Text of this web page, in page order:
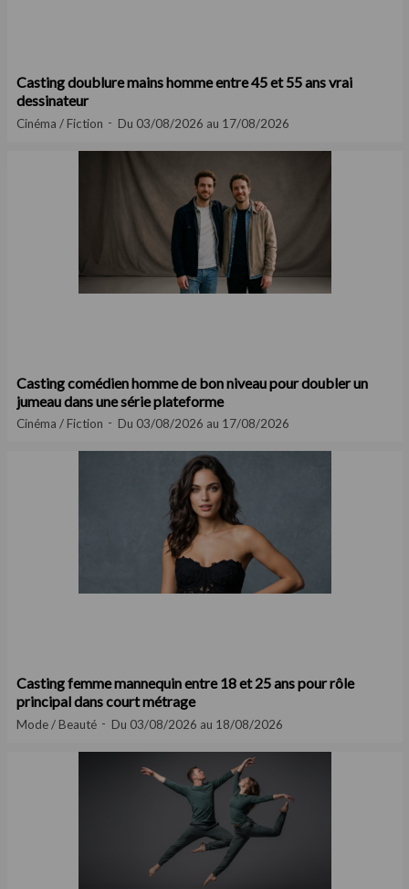
Casting doublure mains homme entre 45 et 55 ans vrai
dessinateur
Cinéma / Fiction Du 03/08/2026 au 17/08/2026
Casting comédien homme de bon niveau pour doubler un
jumeau dans une série plateforme
Cinéma / Fiction Du 03/08/2026 au 17/08/2026
Casting femme mannequin entre 18 et 25 ans pour rôle
principal dans court métrage
Mode / Beauté Du 03/08/2026 au 18/08/2026